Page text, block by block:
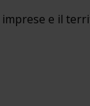
e il